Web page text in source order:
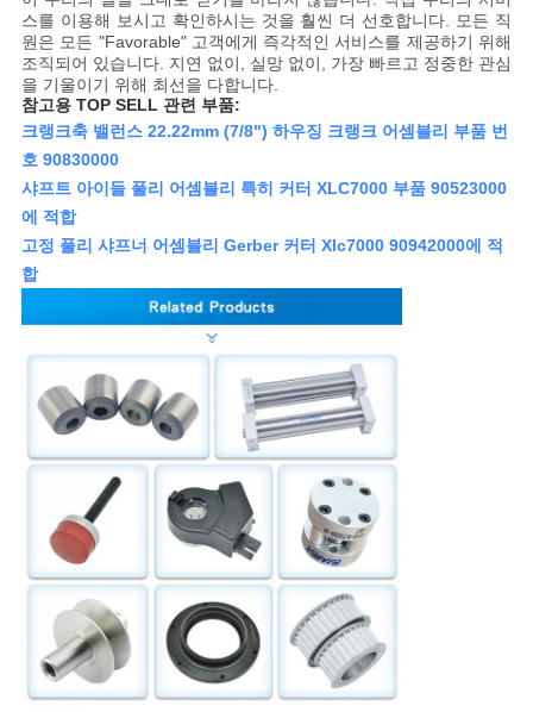
스를 이용해 보시고 확인하시는 것을 훨씬 더 선호합니다. 모든 직
원은 모든 "Favorable" 고객에게 즉각적인 서비스를 제공하기 위해
조직되어 있습니다. 지연 없이, 실망 없이, 가장 빠르고 정중한 관심
을 기울이기 위해 최선을 다합니다.
참고용 TOP SELL 관련 부품:
크랭크축 밸런스 22.22mm (7/8") 하우징 크랭크 어셈블리 부품 번
호 90830000
샤프트 아이들 풀리 어셈블리 특히 커터 XLC7000 부품 90523000
에 적합
고정 풀리 샤프너 어셈블리 Gerber 커터 Xlc7000 90942000에 적
합